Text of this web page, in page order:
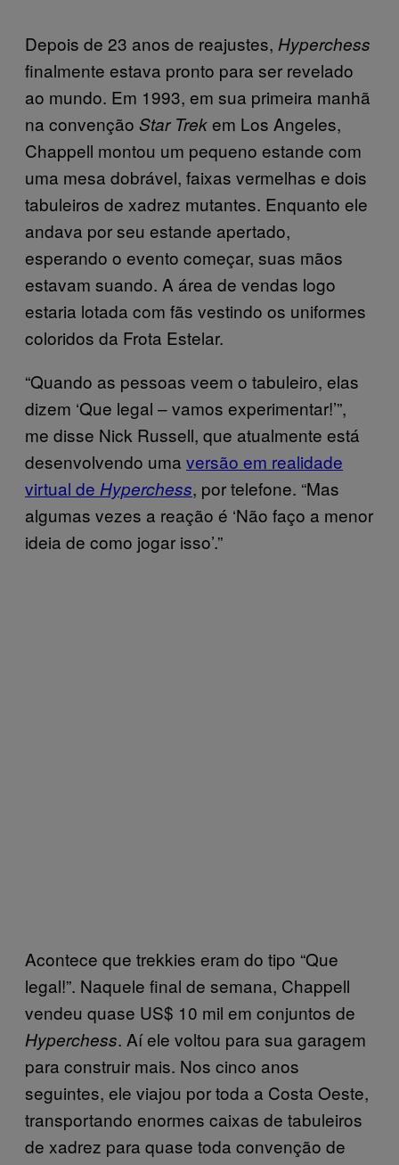
Depois de 23 anos de reajustes, Hyperchess
finalmente estava pronto para ser revelado
ao mundo. Em 1993, em sua primeira manhã
na convenção Star Trekem Los Angeles,
Chappell montou um pequeno estande com
uma mesa dobrável, faixas vermelhas e dois
tabuleiros de xadrez mutantes. Enquanto ele
andava por seu estande apertado,
esperando o evento começar, suas mãos
estavam suando. A área de vendas logo
estaria lotada com fãs vestindo os uniformes
coloridos da Frota Estelar.
“Quando as pessoas veem o tabuleiro, elas
dizem ‘Que legal – vamos experimentar!’”,
me disse Nick Russell, que atualmente está
desenvolvendo uma versão em realidade
virtual de Hyperchess, por telefone. “Mas
algumas vezes a reação é ‘Não faço a menor
ideia de como jogar isso’.”
Acontece que trekkies eram do tipo “Que
legal!”. Naquele final de semana, Chappell
vendeu quase US$ 10 mil em conjuntos de
Hyperchess. Aí ele voltou para sua garagem
para construir mais. Nos cinco anos
seguintes, ele viajou por toda a Costa Oeste,
transportando enormes caixas de tabuleiros
de xadrez para quase toda convenção de